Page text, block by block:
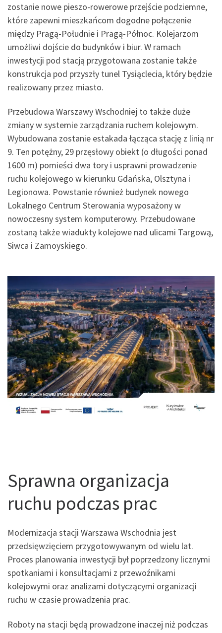
zostanie nowe pieszo-rowerowe przejście podziemne,
które zapewni mieszkańcom dogodne połączenie
między Pragą-Południe i Pragą-Północ. Kolejarzom
umożliwi dojście do budynków i biur. W ramach
inwestycji pod stacją przygotowana zostanie także
konstrukcja pod przyszły tunel Tysiąclecia, który będzie
realizowany przez miasto.
Przebudowa Warszawy Wschodniej to także duże
zmiany w systemie zarządzania ruchem kolejowym.
Wybudowana zostanie estakada łącząca stację z linią nr
9. Ten potężny, 29 przęsłowy obiekt (o długości ponad
1600 m) pomieści dwa tory i usprawni prowadzenie
ruchu kolejowego w kierunku Gdańska, Olsztyna i
Legionowa. Powstanie również budynek nowego
Lokalnego Centrum Sterowania wyposażony w
nowoczesny system komputerowy. Przebudowane
zostaną także wiadukty kolejowe nad ulicami Targową,
Siwca i Zamoyskiego.
Sprawna organizacja
ruchu podczas prac
Modernizacja stacji Warszawa Wschodnia jest
przedsięwzięciem przygotowywanym od wielu lat.
Proces planowania inwestycji był poprzedzony licznymi
spotkaniami i konsultacjami z przewoźnikami
kolejowymi oraz analizami dotyczącymi organizacji
ruchu w czasie prowadzenia prac.
Roboty na stacji będą prowadzone inaczej niż podczas